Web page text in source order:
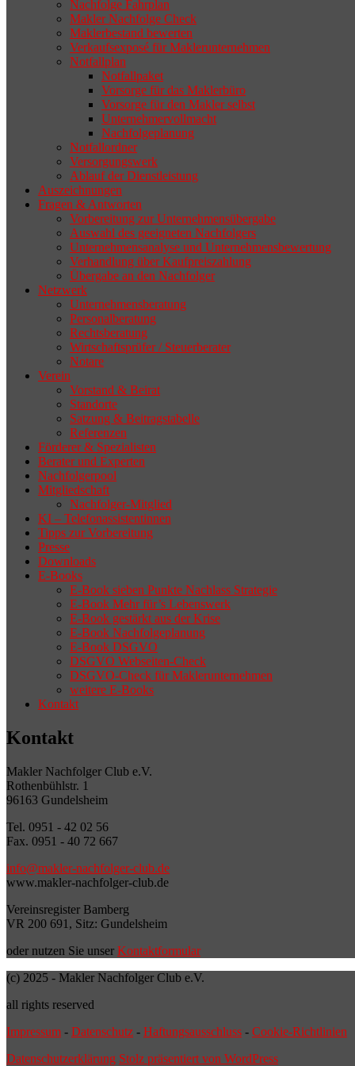
Nachfolge Fahrplan
Makler Nachfolge Check
Maklerbestand bewerten
Verkaufsexposé für Maklerunternehmen
Notfallplan
Notfallpaket
Vorsorge für das Maklerbüro
Vorsorge für den Makler selbst
Unternehmervollmacht
Nachfolgeplanung
Notfallordner
Versorgungswerk
Ablauf der Dienstleistung
Auszeichnungen
Fragen & Antworten
Vorbereitung zur Unternehmensübergabe
Auswahl des geeigneten Nachfolgers
Unternehmensanalyse und Unternehmensbewertung
Verhandlung über Kaufpreiszahlung
Übergabe an den Nachfolger
Netzwerk
Unternehmensberatung
Personalberatung
Rechtsberatung
Wirtschaftsprüfer / Steuerberater
Notare
Verein
Vorstand & Beirat
Standorte
Satzung & Beitragstabelle
Referenzen
Förderer & Spezialisten
Berater und Experten
Nachfolgerpool
Mitgliedschaft
Nachfolger-Mitglied
KI – Telefonassistentinnen
Tipps zur Vorbereitung
Presse
Downloads
E-Books
E-Book sieben Punkte Nachlass Strategie
E-Book Mehr für’s Lebenswerk
E-Book gestärkt aus der Krise
E-Book Nachfolgeplanung
E-Book DSGVO
DSGVO Webseiten-Check
DSGVO-Check für Maklerunternehmen
weitere E-Books
Kontakt
Kontakt
Makler Nachfolger Club e.V.
Rothenbühlstr. 1
96163 Gundelsheim
Tel. 0951 - 42 02 56
Fax. 0951 - 40 72 667
info@makler-nachfolger-club.de
www.makler-nachfolger-club.de
Vereinsregister Bamberg
VR 200 691, Sitz: Gundelsheim
oder nutzen Sie unser Kontaktformular
(c) 2025 - Makler Nachfolger Club e.V.
all rights reserved
Impressum - Datenschutz - Haftungsausschluss - Cookie-Richtlinien
Datenschutzerklärung Stolz präsentiert von WordPress